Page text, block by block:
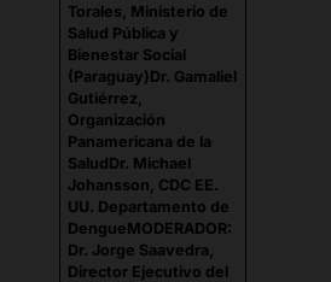
Torales, Ministerio de
Salud Pública y
Bienestar Social
(Paraguay)Dr. Gamaliel
Gutiérrez,
Organización
Panamericana de la
SaludDr. Michael
Johansson, CDC EE.
UU. Departamento de
DengueMODERADOR:
Dr. Jorge Saavedra,
Director Ejecutivo del